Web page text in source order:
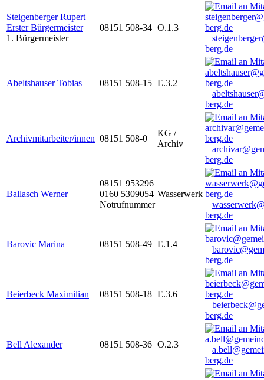
Steigenberger Rupert
Erster Bürgermeister
1. Bürgermeister
08151 508-34 O.1.3
berg.de
Abeltshauser Tobias 08151 508-15 E.3.2
berg.de
Archivmitarbeiter/innen 08151 508-0
KG /
Archiv
berg.de
Ballasch Werner
08151 953296
0160 5309054
Notrufnummer
Wasserwerk
berg.de
Barovic Marina 08151 508-49 E.1.4
berg.de
Beierbeck Maximilian 08151 508-18 E.3.6
berg.de
Bell Alexander 08151 508-36 O.2.3
berg.de